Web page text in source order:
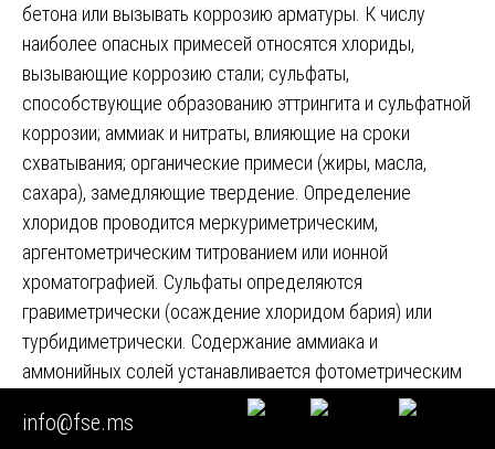
бетона или вызывать коррозию арматуры. К числу
наиболее опасных примесей относятся хлориды,
вызывающие коррозию стали; сульфаты,
способствующие образованию эттрингита и сульфатной
коррозии; аммиак и нитраты, влияющие на сроки
схватывания; органические примеси (жиры, масла,
сахара), замедляющие твердение. Определение
хлоридов проводится меркуриметрическим,
аргентометрическим титрованием или ионной
хроматографией. Сульфаты определяются
гравиметрически (осаждение хлоридом бария) или
турбидиметрически. Содержание аммиака и
аммонийных солей устанавливается фотометрическим
методом с реактивом Несслера или титрованием после
отгонки. Для определения органических примесей
info@fse.ms